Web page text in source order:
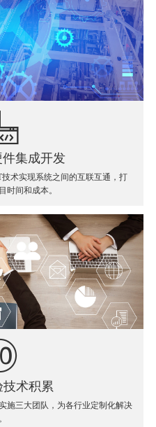
集成开发
术实现系统之间的互联互通，打
时间和成本。
技术积累
施三大团队，为各行业定制化解决